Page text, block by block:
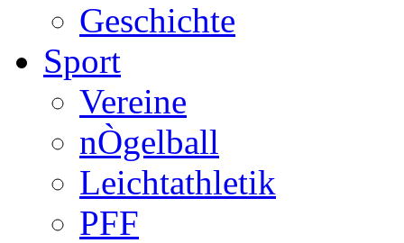
Geschichte
Sport
Vereine
nÒgelball
Leichtathletik
PFF